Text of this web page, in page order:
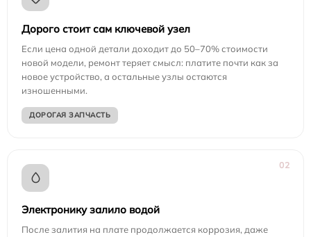
Дорого стоит сам ключевой узел
Если цена одной детали доходит до 50–70% стоимости
новой модели, ремонт теряет смысл: платите почти как за
новое устройство, а остальные узлы остаются
изношенными.
ДОРОГАЯ ЗАПЧАСТЬ
02
Электронику залило водой
После залития на плате продолжается коррозия, даже